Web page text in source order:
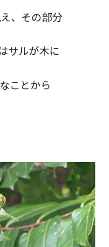
、その部分
サルが木に
ことから